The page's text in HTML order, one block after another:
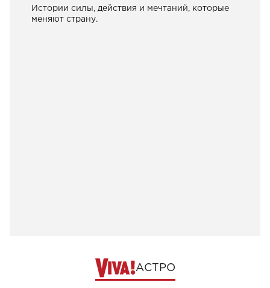
Истории силы, действия и мечтаний, которые
меняют страну.
АСТРО